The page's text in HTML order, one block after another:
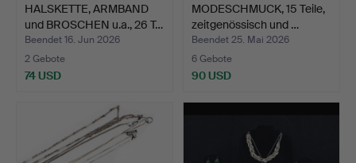
HALSKETTE, ARMBAND
und BROSCHEN u.a., 26 T…
Beendet 16. Jun 2026
2 Gebote
74 USD
MODESCHMUCK, 15 Teile,
zeitgenössisch und …
Beendet 25. Mai 2026
6 Gebote
90 USD